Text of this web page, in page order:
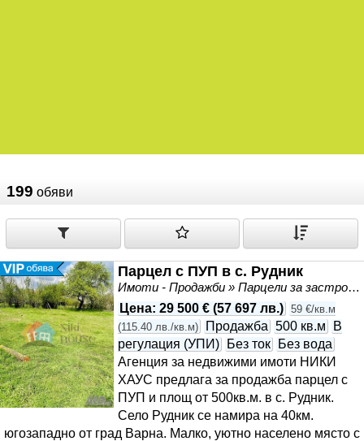
199 обяви
Парцел с ПУП в с. Рудник
Имоти - Продажби » Парцели за застрояване, Инвестиционни проекти
Цена: 29 500 € (57 697 лв.) 59 €/кв.м
(115.40 лв./кв.м) Продажба 500 кв.м
В
регулация (УПИ)
Без ток
Без вода
Агенция за недвижими имоти НИКИ
ХАУС предлага за продажба парцел с
ПУП и площ от 500кв.м. в с. Рудник.
Село Рудник се намира на 40км.
югозападно от град Варна. Малко, уютно населено място с